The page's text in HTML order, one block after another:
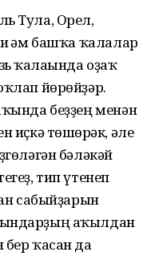
Тула, Орел,
һәм башҡа ҡалалар
ҡалаһында оҙаҡ
йөрөйҙәр.
беҙҙең менән
иҫкә төшөрһәк, әле
бәләкәй
тип үтенеп
сабыйҙарын
аҡылдан
ҡасан да